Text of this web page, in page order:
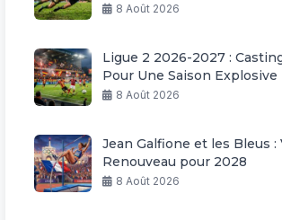
8 Août 2026
Ligue 2 2026-2027 :
Pour Une Saison Explosive
8 Août 2026
Jean Galfione et les Bleus :
Renouveau pour 2028
8 Août 2026